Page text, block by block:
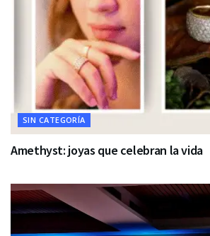
SIN CATEGORÍA
Amethyst: joyas que celebran la vida